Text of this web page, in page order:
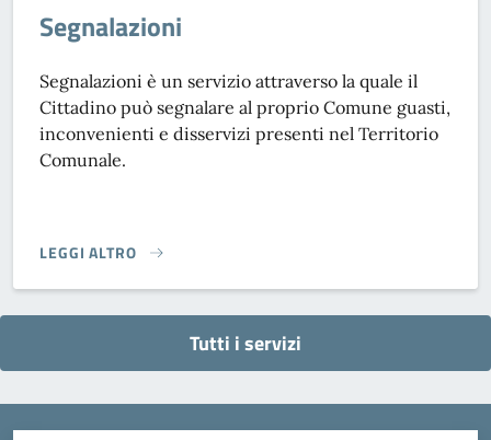
Segnalazioni
Segnalazioni è un servizio attraverso la quale il
Cittadino può segnalare al proprio Comune guasti,
inconvenienti e disservizi presenti nel Territorio
Comunale.
LEGGI ALTRO
SEGNALAZIONI}
Tutti i servizi